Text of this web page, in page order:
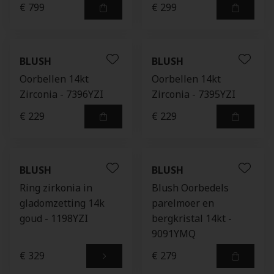
€ 799 € 299
BLUSH
Oorbellen 14kt
Zirconia - 7396YZI
€ 229
BLUSH
Oorbellen 14kt
Zirconia - 7395YZI
€ 229
BLUSH
Ring zirkonia in
gladomzetting 14k
goud - 1198YZI
€ 329
BLUSH
Blush Oorbedels
parelmoer en
bergkristal 14kt -
9091YMQ
€ 279